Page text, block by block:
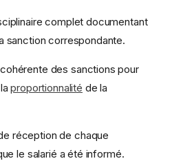
complet documentant
sanction correspondante.
des sanctions pour
laproportionnalité de la
réception de chaque
le salarié a été informé.